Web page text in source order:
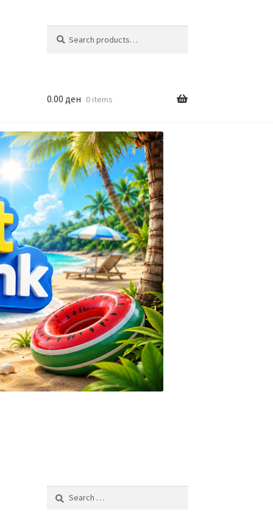
for:
0.00 ден 0 items
Search